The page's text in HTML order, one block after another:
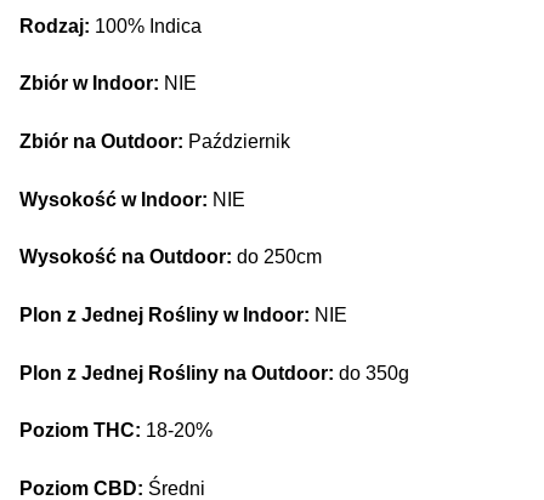
Rodzaj: 100% Indica
Zbiór w Indoor: NIE
Zbiór na Outdoor: Październik
Wysokość w Indoor: NIE
Wysokość na Outdoor: do 250cm
Plon z Jednej Rośliny w Indoor: NIE
Plon z Jednej Rośliny na Outdoor: do 350g
Poziom THC: 18-20%
Poziom CBD: Średni